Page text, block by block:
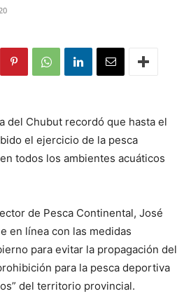
del Chubut recordó que hasta el
el ejercicio de la pesca
todos los ambientes acuáticos
de Pesca Continental, José
en línea con las medidas
para evitar la propagación del
para la pesca deportiva
del territorio provincial.